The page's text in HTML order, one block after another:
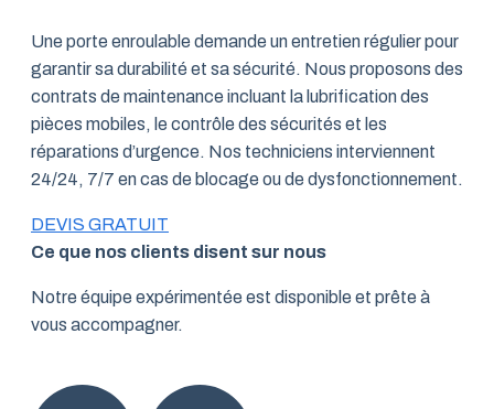
Une porte enroulable demande un entretien régulier pour
garantir sa durabilité et sa sécurité. Nous proposons des
contrats de maintenance incluant la lubrification des
pièces mobiles, le contrôle des sécurités et les
réparations d’urgence. Nos techniciens interviennent
24/24, 7/7 en cas de blocage ou de dysfonctionnement.
DEVIS GRATUIT
Ce que nos clients disent sur nous
Notre équipe expérimentée est disponible et prête à
vous accompagner.